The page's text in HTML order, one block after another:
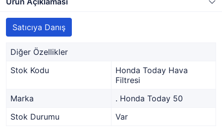
Satıcıya Danış
Diğer Özellikler
Stok Kodu
Honda Today Hava
Filtresi
Marka
. Honda Today 50
Stok Durumu
Var